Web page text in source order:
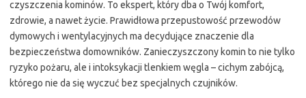
czyszczenia kominów. To ekspert, który dba o Twój komfort,
zdrowie, a nawet życie. Prawidłowa przepustowość przewodów
dymowych i wentylacyjnych ma decydujące znaczenie dla
bezpieczeństwa domowników. Zanieczyszczony komin to nie tylko
ryzyko pożaru, ale i intoksykacji tlenkiem węgla – cichym zabójcą,
którego nie da się wyczuć bez specjalnych czujników.